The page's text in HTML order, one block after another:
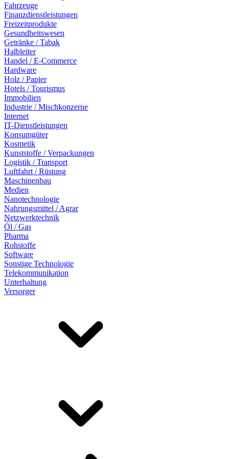
Fahrzeuge
Finanzdienstleistungen
Freizeitprodukte
Gesundheitswesen
Getränke / Tabak
Halbleiter
Handel / E-Commerce
Hardware
Holz / Papier
Hotels / Tourismus
Immobilien
Industrie / Mischkonzerne
Internet
IT-Dienstleistungen
Konsumgüter
Kosmetik
Kunststoffe / Verpackungen
Logistik / Transport
Luftfahrt / Rüstung
Maschinenbau
Medien
Nanotechnologie
Nahrungsmittel / Agrar
Netzwerktechnik
Öl / Gas
Pharma
Rohstoffe
Software
Sonstige Technologie
Telekommunikation
Unterhaltung
Versorger